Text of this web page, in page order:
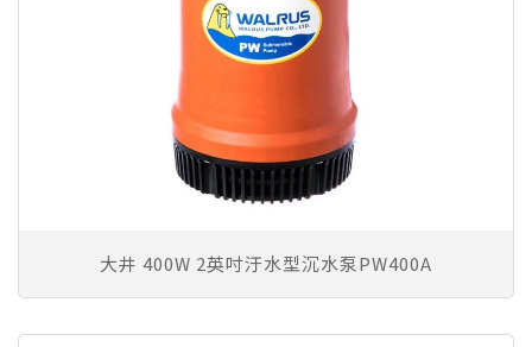
大井 400W 2英吋汙水型沉水泵PW400A